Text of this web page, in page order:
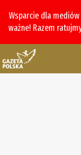
Wsparcie dla
ważne! Razem